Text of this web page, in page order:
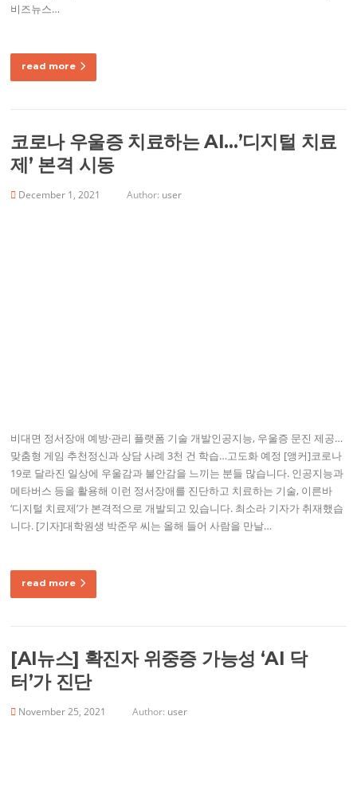
비즈뉴스…
read more
코로나 우울증 치료하는 AI…’디지털 치료
제’ 본격 시동
December 1, 2021 Author: user
비대면 정서장애 예방·관리 플랫폼 기술 개발인공지능, 우울증 문진 제공…
맞춤형 게임 추천정신과 상담 사례 3천 건 학습…고도화 예정 [앵커]코로나
19로 달라진 일상에 우울감과 불안감을 느끼는 분들 많습니다. 인공지능과
메타버스 등을 활용해 이런 정서장애를 진단하고 치료하는 기술, 이른바
‘디지털 치료제’가 본격적으로 개발되고 있습니다. 최소라 기자가 취재했습
니다. [기자]대학원생 박준우 씨는 올해 들어 사람을 만날…
read more
[AI뉴스] 확진자 위중증 가능성 ‘AI 닥
터’가 진단
November 25, 2021 Author: user